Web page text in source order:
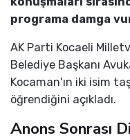
programa damga
AK Parti Kocaeli
Belediye Başkanı
Kocaman'ın iki isim
öğrendiğini açıkladı.
Anons Sonrası